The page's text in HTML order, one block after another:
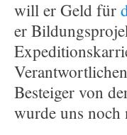
will er Geld für
er
Besteiger von
wurde uns noch